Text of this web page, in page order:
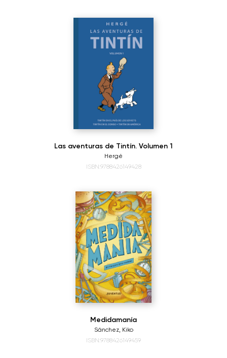
Las aventuras de Tintín. Volumen 1
Hergé
ISBN:9788426149428
Medidamanía
Sánchez, Kiko
ISBN:9788426149459